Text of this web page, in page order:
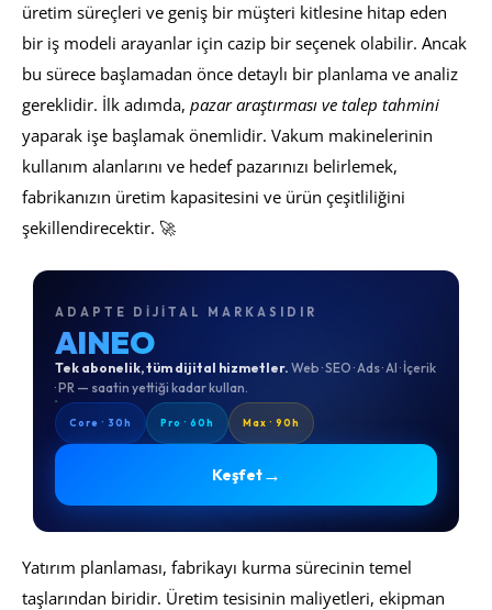
üretim süreçleri ve geniş bir müşteri kitlesine hitap eden
bir iş modeli arayanlar için cazip bir seçenek olabilir. Ancak
bu sürece başlamadan önce detaylı bir planlama ve analiz
gereklidir. İlk adımda, pazar araştırması ve talep tahmini
yaparak işe başlamak önemlidir. Vakum makinelerinin
kullanım alanlarını ve hedef pazarınızı belirlemek,
fabrikanızın üretim kapasitesini ve ürün çeşitliliğini
şekillendirecektir. 🚀
ADAPTE DIJITAL MARKASIDIR
AINEO
Tek abonelik, tüm dijital hizmetler. Web · SEO · Ads · AI · İçerik
· PR — saatin yettiği kadar kullan.
Core · 30h Pro · 60h Max · 90h
Keşfet→
Yatırım planlaması, fabrikayı kurma sürecinin temel
taşlarından biridir. Üretim tesisinin maliyetleri, ekipman